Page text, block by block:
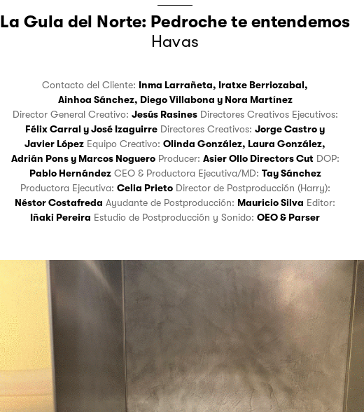
La Gula del Norte: Pedroche te entendemos
Havas
Contacto del Cliente: Inma Larrañeta, Iratxe Berriozabal,
Ainhoa Sánchez, Diego Villabona y Nora Martínez
Director General Creativo: Jesús Rasines
Directores Creativos Ejecutivos:
Félix Carral yJosé Izaguirre Directores Creativos: Jorge Castroy
Javier López
Equipo Creativo: Olinda González, Laura González,
Adrián Ponsy Marcos Noguero Producer: Asier Ollo Directors Cut
DOP:
Pablo Hernández
CEO & Productora Ejecutiva/MD: Tay Sánchez
Productora Ejecutiva: Celia Prieto
Director de Postproducción (Harry):
Néstor Costafreda
Ayudante de Postproducción: Mauricio Silva
Editor:
Iñaki Pereira
Estudio de Postproducción y Sonido: OEO & Parser